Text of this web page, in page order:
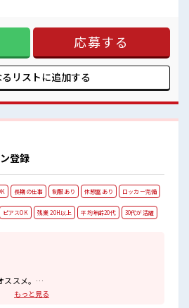
しょ！
高収入を希望される方にオススメ。 残業は
ます♪ ≪髪型自由≫ 基本的に髪色自由で明
なければOKです！ (規定有)≪ラクラク制服
ので、 毎日の服装の悩み解消♪ ≪未経験で
しいことにチャレンジするのは不安だけ
く環境が整っています！ イチからスキルUP・
軽に相談できる、 派遣のお仕事です！ ■職
髪色自由♪ 派手過ぎなければOKだから、
応募する
リストに追加する
登録
長期の仕事 制服あり 休憩室あり ロッカー完備
ピアスOK 残業 20H以上 平均年齢20代 30代が活躍
スメ。
す♪もっと見る